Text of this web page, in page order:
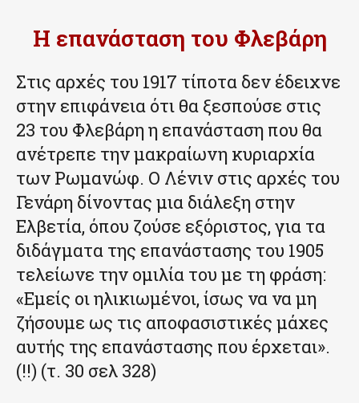
Η επανάσταση του Φλεβάρη
Στις αρχές του 1917 τίποτα δεν έδειχνε
στην επιφάνεια ότι θα ξεσπούσε στις
23 του Φλεβάρη η επανάσταση που θα
ανέτρεπε την μακραίωνη κυριαρχία
των Ρωμανώφ. Ο Λένιν στις αρχές του
Γενάρη δίνοντας μια διάλεξη στην
Ελβετία, όπου ζούσε εξόριστος, για τα
διδάγματα της επανάστασης του 1905
τελείωνε την ομιλία του με τη φράση:
«Εμείς οι ηλικιωμένοι, ίσως να να μη
ζήσουμε ως τις αποφασιστικές μάχες
αυτής της επανάστασης που έρχεται».
(!!) (τ. 30 σελ 328)